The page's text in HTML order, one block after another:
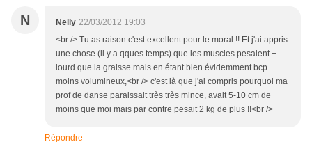
N Nelly 22/03/2012 19:03
<br /> Tu as raison c'est excellent pour le moral !! Et j'ai appris
une chose (il y a qques temps) que les muscles pesaient +
lourd que la graisse mais en étant bien évidemment bcp
moins volumineux,<br /> c'est là que j'ai compris pourquoi ma
prof de danse paraissait très très mince, avait 5-10 cm de
moins que moi mais par contre pesait 2 kg de plus !!<br />
Répondre